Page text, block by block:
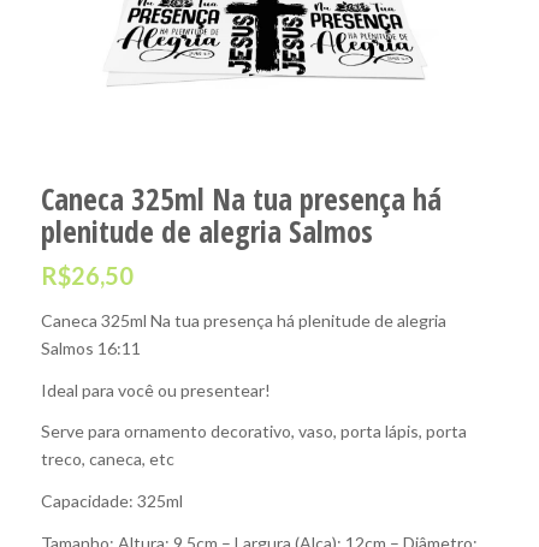
Caneca 325ml Na tua presença há
plenitude de alegria Salmos
R$26,50
Caneca 325ml Na tua presença há plenitude de alegria
Salmos 16:11
Ideal para você ou presentear!
Serve para ornamento decorativo, vaso, porta lápis, porta
treco, caneca, etc
Capacidade: 325ml